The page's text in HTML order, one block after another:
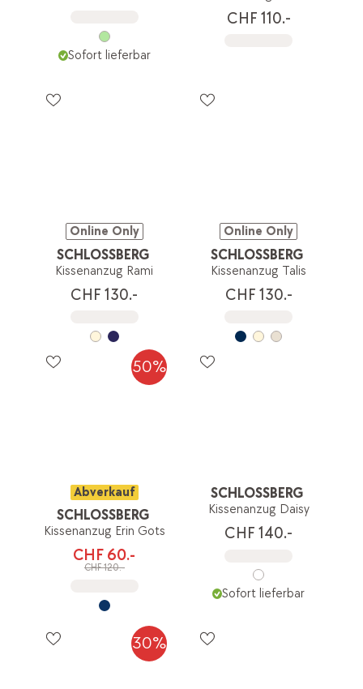
Sofort lieferbar
CHF 110.-
Online Only
SCHLOSSBERG
Kissenanzug Rami
CHF 130.-
Online Only
SCHLOSSBERG
Kissenanzug Talis
CHF 130.-
50%
Abverkauf
SCHLOSSBERG
Kissenanzug Erin Gots
CHF 60.-
CHF 120.-
SCHLOSSBERG
Kissenanzug Daisy
CHF 140.-
Sofort lieferbar
30%